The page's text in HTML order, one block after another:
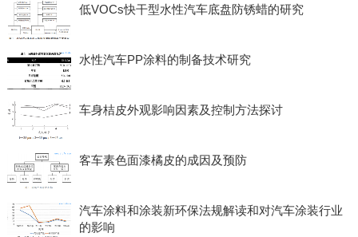
低VOCs快干型水性汽车底盘防锈蜡的研究
水性汽车PP涂料的制备技术研究
车身桔皮外观影响因素及控制方法探讨
客车素色面漆橘皮的成因及预防
汽车涂料和涂装新环保法规解读和对汽车涂装行业
的影响